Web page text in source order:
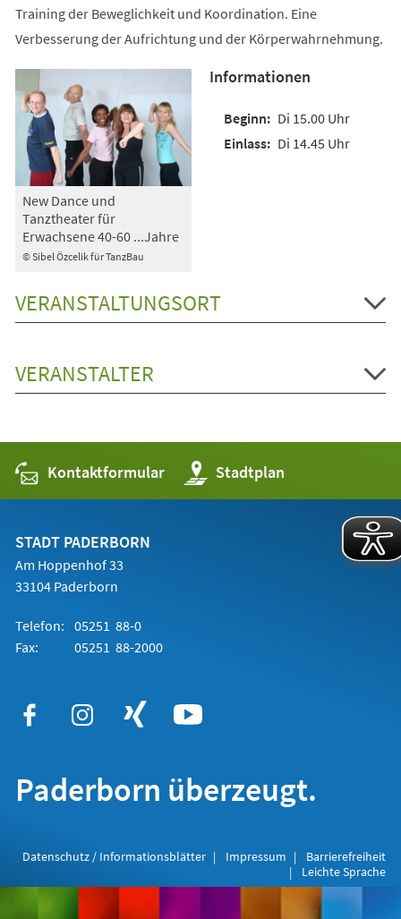
Training der Beweglichkeit und Koordination. Eine
Verbesserung der Aufrichtung und der Körperwahrnehmung.
© Sibel Özcelik für TanzBau
New Dance und
Tanztheater für
Erwachsene 40-60 ...Jahre
Informationen
Di 15.00 Uhr
Di 14.45 Uhr
VERANSTALTUNGSORT
VERANSTALTER
Kontaktformular Stadtplan
(Öffnet
in
einem
STADT PADERBORN
Am Hoppenhof 33
33104 Paderborn
Telefon: 05251 88-0
Fax:
05251 88-2000
Paderborn überzeugt.
Datenschutz / Informationsblätter Impressum
Barrierefreiheit
Leichte Sprache